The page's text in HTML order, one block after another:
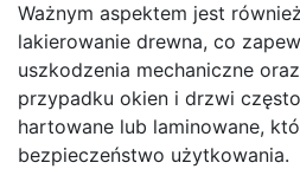
Ważnym aspektem jest
lakierowanie drewna, co
uszkodzenia mechaniczne
przypadku okien i drzwi
hartowane lub laminowane,
bezpieczeństwo użytkowania.